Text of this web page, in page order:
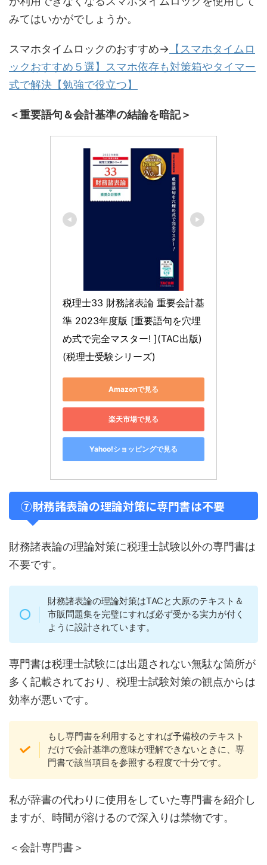
みてはいかがでしょうか。
スマホタイムロックのおすすめ→ 【スマホタイムロ
ックおすすめ５選】スマホ依存も対策箱やタイマー
式で解決【勉強で役立つ】
＜重要語句＆会計基準の結論を暗記＞
税理士33 財務諸表論 重要会計基
準 2023年度版 [重要語句を穴埋
め式で完全マスター! ](TAC出版)
(税理士受験シリーズ)
Amazonで見る
楽天市場で見る
Yahoo!ショッピングで見る
⑦財務諸表論の理論対策に専門書は不要
財務諸表論の理論対策に税理士試験以外の専門書は
不要です。
財務諸表論の理論対策はTACと大原のテキスト＆
市販問題集を完璧にすれば必ず受かる実力が付く
ように設計されています。
専門書は税理士試験には出題されない無駄な箇所が
多く記載されており、税理士試験対策の観点からは
効率が悪いです。
もし専門書を利用するとすれば予備校のテキスト
だけで会計基準の意味が理解できないときに、専
門書で該当項目を参照する程度で十分です。
私が辞書の代わりに使用をしていた専門書を紹介し
ますが、時間が溶けるので深入りは禁物です。
＜会計専門書＞